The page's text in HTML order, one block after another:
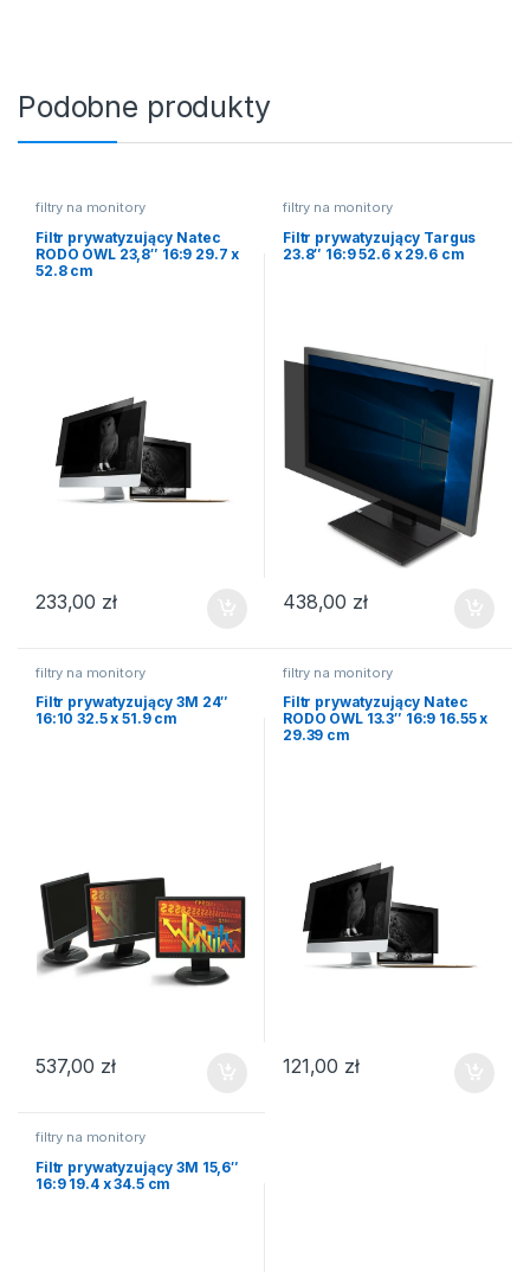
Podobne produkty
filtry na monitory
Filtr prywatyzujący Natec
RODO OWL 23,8″ 16:9 29.7 x
52.8 cm
233,00 zł
filtry na monitory
Filtr prywatyzujący Targus
23.8″ 16:9 52.6 x 29.6 cm
438,00 zł
filtry na monitory
Filtr prywatyzujący 3M 24″
16:10 32.5 x 51.9 cm
537,00 zł
filtry na monitory
Filtr prywatyzujący Natec
RODO OWL 13.3″ 16:9 16.55 x
29.39 cm
121,00 zł
filtry na monitory
Filtr prywatyzujący 3M 15,6″
16:9 19.4 x 34.5 cm